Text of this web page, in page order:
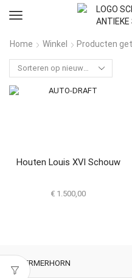
Home Winkel Producten
Houten Louis XVI Schouw
€ 1.500,00
SCHERMERHORN